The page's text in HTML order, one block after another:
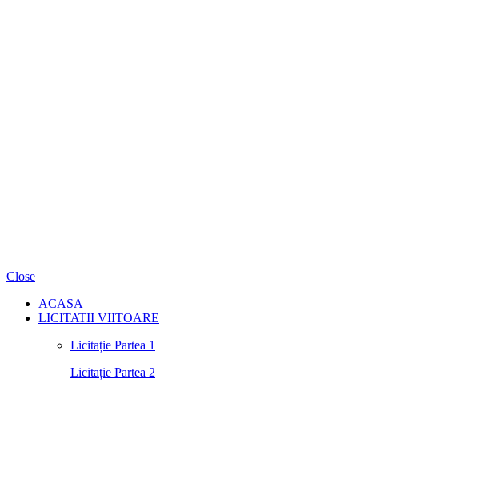
Close
ACASA
LICITATII VIITOARE
Licitație Partea 1
Licitație Partea 2